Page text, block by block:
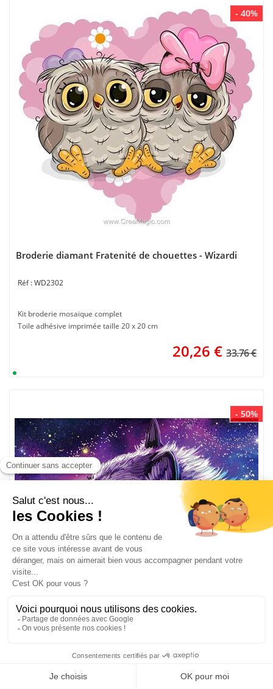
- 40%
Broderie diamant Fratenité de chouettes - Wizardi
WD2302
Kit broderie mosaïque complet
Toile adhésive imprimée taille 20 x 20 cm
20,26 € 33.76 €
- 50%
Broderie diamant Spirit of the wolf - Diamond Painting